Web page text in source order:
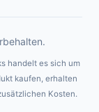
handelt es sich um
kaufen, erhalten
Kosten.